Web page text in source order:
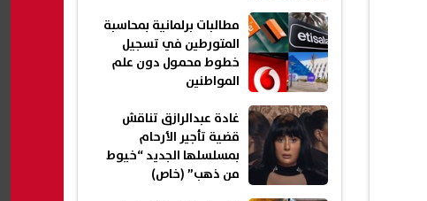
مطالبات برلمانية بمحاسبة
المتورطين في تسجيل
خطوط محمول دون علم
المواطنين
غادة عبدالرازق تناقش
قضية تأجير الأرحام
بمسلسلها الجديد “خيوط
من ذهب” (خاص)